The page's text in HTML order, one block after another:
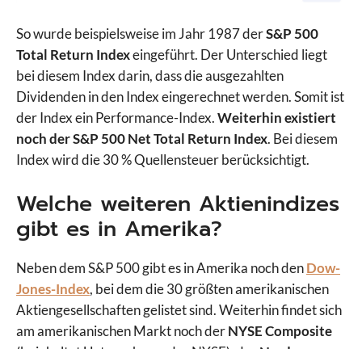
So wurde beispielsweise im Jahr 1987 derS&P 500
Total Return Indexeingeführt. Der Unterschied liegt
bei diesem Index darin, dass die ausgezahlten
Dividenden in den Index eingerechnet werden. Somit ist
der Index ein Performance-Index.Weiterhin existiert
noch der S&P 500 Net Total Return Index. Bei diesem
Index wird die 30 % Quellensteuer berücksichtigt.
Welche weiteren Aktienindizes
gibt es in Amerika?
Neben dem S&P 500 gibt es in Amerika noch denDow-
Jones-Index, bei dem die 30 größten amerikanischen
Aktiengesellschaften gelistet sind. Weiterhin findet sich
am amerikanischen Markt noch derNYSE Composite